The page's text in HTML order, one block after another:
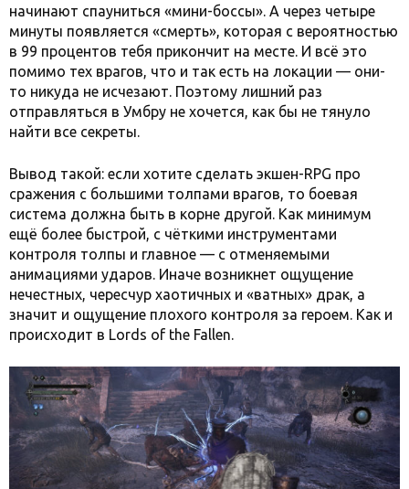
начинают спауниться «мини-боссы». А через четыре
минуты появляется «смерть», которая с вероятностью
в 99 процентов тебя прикончит на месте. И всё это
помимо тех врагов, что и так есть на локации — они-
то никуда не исчезают. Поэтому лишний раз
отправляться в Умбру не хочется, как бы не тянуло
найти все секреты.
Вывод такой: если хотите сделать экшен-RPG про
сражения с большими толпами врагов, то боевая
система должна быть в корне другой. Как минимум
ещё более быстрой, с чёткими инструментами
контроля толпы и главное — с отменяемыми
анимациями ударов. Иначе возникнет ощущение
нечестных, чересчур хаотичных и «ватных» драк, а
значит и ощущение плохого контроля за героем. Как и
происходит в Lords of the Fallen.